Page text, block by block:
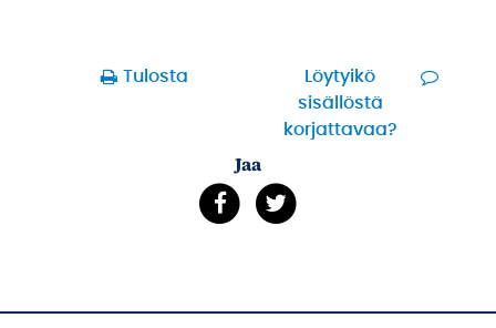
Tulosta
Löytyikö
sisällöstä
korjattavaa?
Jaa